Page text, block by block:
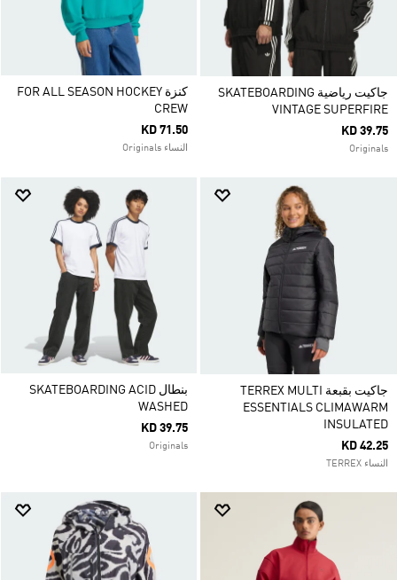
جاكيت رياضية SKATEBOARDING
VINTAGE SUPERFIRE
KD 39.75
Originals
كنزة FOR ALL SEASON HOCKEY
CREW
KD 71.50
النساء Originals
جاكيت بقبعة TERREX MULTI
ESSENTIALS CLIMAWARM
INSULATED
KD 42.25
النساء TERREX
بنطال SKATEBOARDING ACID
WASHED
KD 39.75
Originals